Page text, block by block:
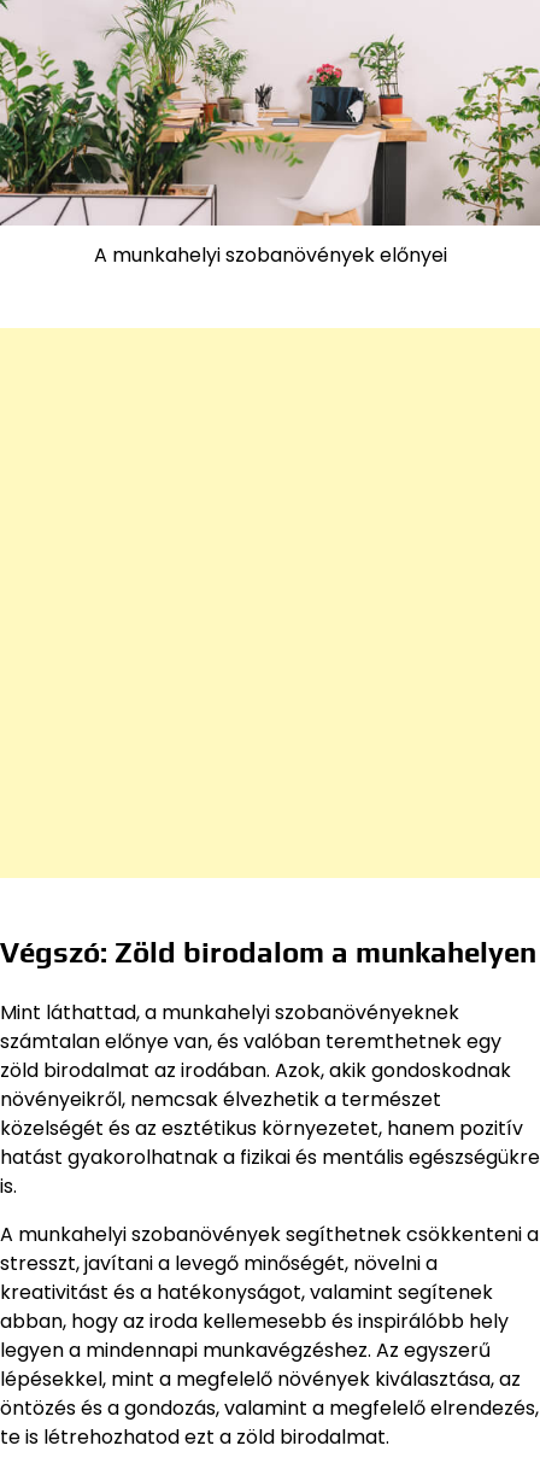
A munkahelyi szobanövények előnyei
Végszó: Zöld birodalom a munkahelyen
Mint láthattad, a munkahelyi szobanövényeknek
számtalan előnye van, és valóban teremthetnek egy
zöld birodalmat az irodában. Azok, akik gondoskodnak
növényeikről, nemcsak élvezhetik a természet
közelségét és az esztétikus környezetet, hanem pozitív
hatást gyakorolhatnak a fizikai és mentális egészségükre
is.
A munkahelyi szobanövények segíthetnek csökkenteni a
stresszt, javítani a levegő minőségét, növelni a
kreativitást és a hatékonyságot, valamint segítenek
abban, hogy az iroda kellemesebb és inspirálóbb hely
legyen a mindennapi munkavégzéshez. Az egyszerű
lépésekkel, mint a megfelelő növények kiválasztása, az
öntözés és a gondozás, valamint a megfelelő elrendezés,
te is létrehozhatod ezt a zöld birodalmat.